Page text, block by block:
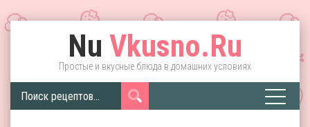
Nu Vkusno.Ru
Простые и вкусные блюда в домашних условиях